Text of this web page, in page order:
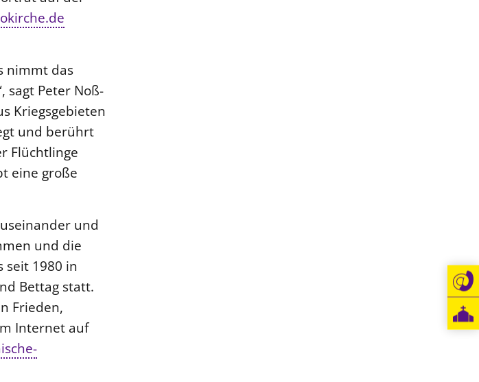
nimmt das
sagt Peter Noß-
Kriegsgebieten
und berührt
Flüchtlinge
eine große
und
und die
seit 1980 in
Bettag statt.
Frieden,
Internet auf